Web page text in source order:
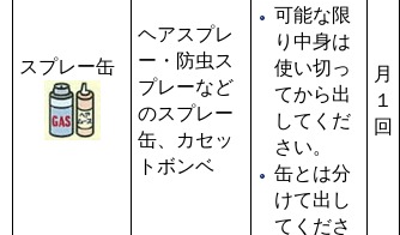
スプレー缶
ヘアスプレ
ー・防虫ス
プレーなど
のスプレー
缶、カセッ
トボンベ
可能な限
り中身は
使い切っ
てから出
してくだ
さい。
缶とは分
けて出し
てくださ
月
１
回